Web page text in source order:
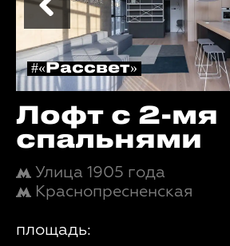
#«Рассвет»
Лофт с 2-мя
спальнями
Улица 1905 года
Краснопресненская
площадь: